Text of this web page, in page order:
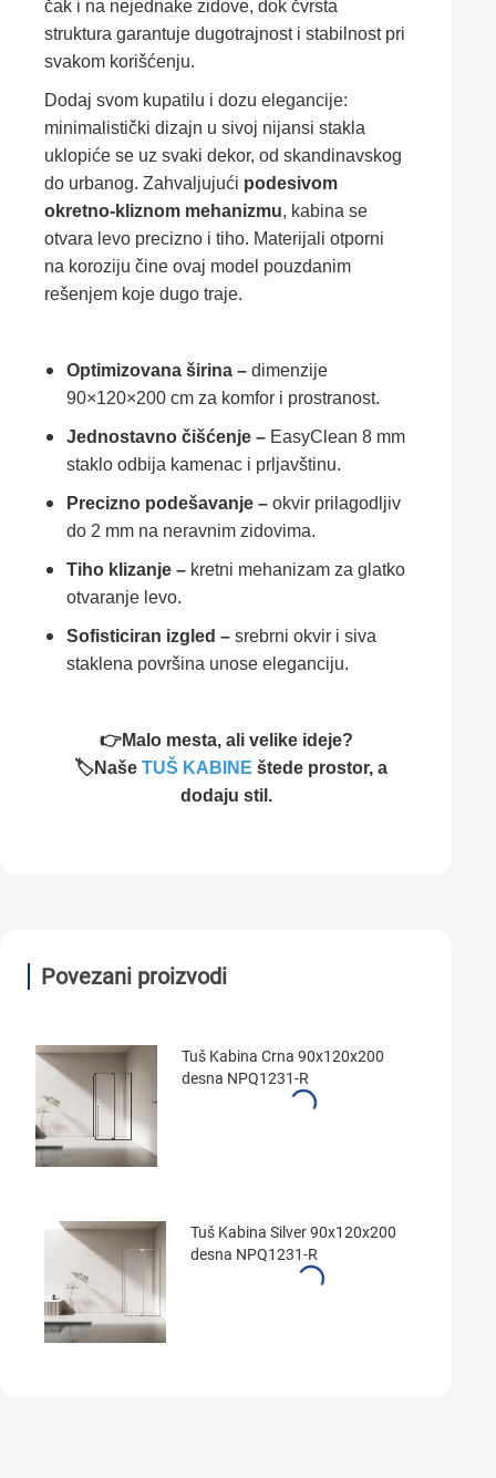
čak i na nejednake zidove, dok čvrsta
struktura garantuje dugotrajnost i stabilnost pri
svakom korišćenju.
Dodaj svom kupatilu i dozu elegancije:
minimalistički dizajn u sivoj nijansi stakla
uklopiće se uz svaki dekor, od skandinavskog
do urbanog. Zahvaljujući podesivom
okretno-kliznom mehanizmu, kabina se
otvara levo precizno i tiho. Materijali otporni
na koroziju čine ovaj model pouzdanim
rešenjem koje dugo traje.
Optimizovana širina – dimenzije
90×120×200 cm za komfor i prostranost.
Jednostavno čišćenje – EasyClean 8 mm
staklo odbija kamenac i prljavštinu.
Precizno podešavanje – okvir prilagodljiv
do 2 mm na neravnim zidovima.
Tiho klizanje – kretni mehanizam za glatko
otvaranje levo.
Sofisticiran izgled – srebrni okvir i siva
staklena površina unose eleganciju.
👉Malo mesta, ali velike ideje?
🏷️Naše TUŠ KABINE štede prostor, a
dodaju stil.
Povezani proizvodi
Tuš Kabina Crna 90x120x200
desna NPQ1231-R
Tuš Kabina Silver 90x120x200
desna NPQ1231-R